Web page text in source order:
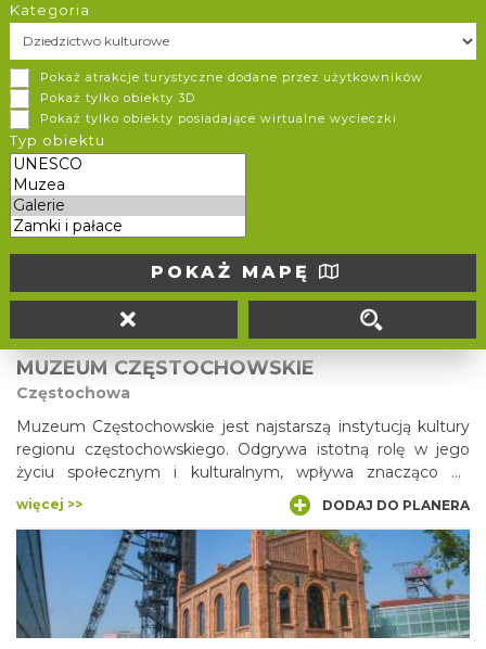
Kategoria
Pokaż atrakcje turystyczne dodane przez użytkowników
Pokaż tylko obiekty 3D
Pokaż tylko obiekty posiadające wirtualne wycieczki
Typ obiektu
POKAŻ MAPĘ
Dworzec Dobrych Myśli
Ustroń
W zabytkowym budynku Dworca Kolejowego w Ustroniu
mieści się Dworzec Dobrych Myśli. Jest to niezwykłe
miejsce, w którym swoją przystań odnalazły tysiące misiów i
lalek. Galeria jest otwarta od 29.05.2021 roku i przyciąga nie
tylko dzieci, ale także dorosłych, podsuwa im przed oczy
więcej >>
MUZEUM CZĘSTOCHOWSKIE
Częstochowa
Muzeum Częstochowskie jest najstarszą instytucją kultury
regionu częstochowskiego. Odgrywa istotną rolę w jego
życiu społecznym i kulturalnym, wpływa znacząco na
tradycję i historię.
więcej >> DODAJ DO PLANERA